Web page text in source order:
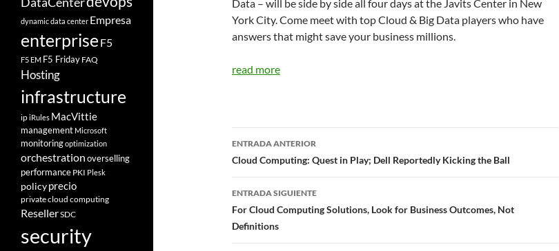
Data – will be side by side all four days at the Javits Center in New
York City. Come meet with top Cloud & Big Data players who have
answers that might save your business millions.
read more
Navegador
de
entradas
ENTRADA ANTERIOR
Cloud Computing: Quest in Play; Dell Reportedly Kicking the Ball
ENTRADA SIGUIENTE
For Cloud Computing Solutions, Look for Business Outcomes, Not
Definitions
dynamic data center Empresa
enterprise F5
F5 EM F5 Friday FAQ
Hosting
infrastructure
ipiRules MacVittie
management Microsoft
monitoringoptimization
orchestrationoverselling
performance PKI Plesk
policyprecio
private cloud computing
ResellerSDC
security